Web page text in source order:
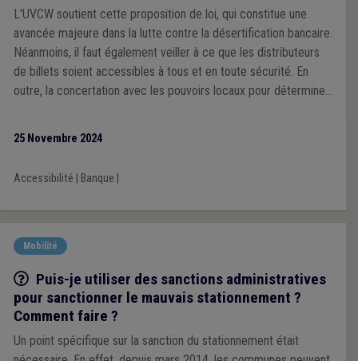
L'UVCW soutient cette proposition de loi, qui constitue une
avancée majeure dans la lutte contre la désertification bancaire.
Néanmoins, il faut également veiller à ce que les distributeurs
de billets soient accessibles à tous et en toute sécurité. En
outre, la concertation avec les pouvoirs locaux pour déterminer
25 Novembre 2024
Accessibilité Banque
Mobilité
Q/R
Puis-je utiliser des sanctions administratives
pour sanctionner le mauvais stationnement ?
Comment faire ?
Un point spécifique sur la sanction du stationnement était